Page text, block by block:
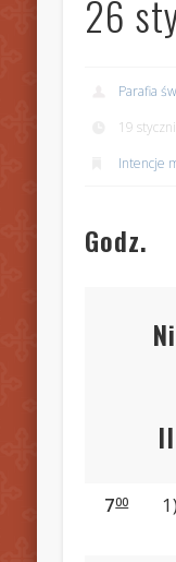
26
Parafia
19
Intencje
Godz.
700